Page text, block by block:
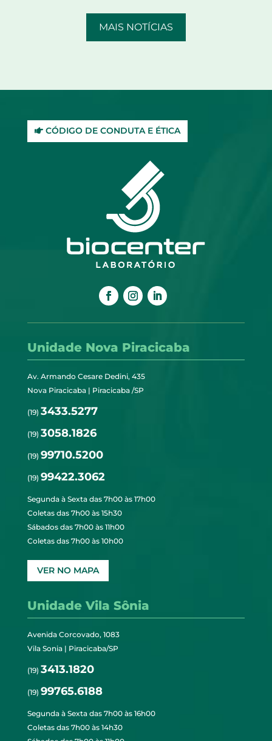
MAIS NOTÍCIAS
CÓDIGO DE CONDUTA E ÉTICA
Unidade Nova Piracicaba
Av. Armando Cesare Dedini, 435
Nova Piracicaba | Piracicaba /SP
(19) 3433.5277
(19) 3058.1826
(19) 99710.5200
(19) 99422.3062
Segunda à Sexta das 7h00 às 17h00
Coletas das 7h00 às 15h30
Sábados das 7h00 às 11h00
Coletas das 7h00 às 10h00
VER NO MAPA
Unidade Vila Sônia
Avenida Corcovado, 1083
Vila Sonia | Piracicaba/SP
(19) 3413.1820
(19) 99765.6188
Segunda à Sexta das 7h00 às 16h00
Coletas das 7h00 às 14h30